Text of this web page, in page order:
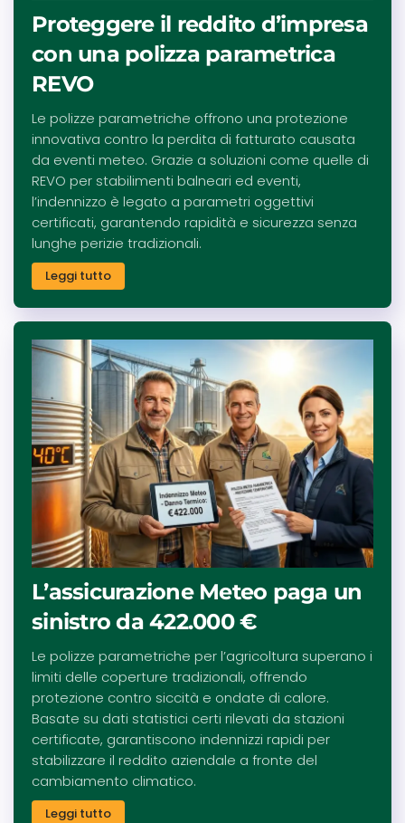
Proteggere il reddito d’impresa
con una polizza parametrica
REVO
Le polizze parametriche offrono una protezione
innovativa contro la perdita di fatturato causata
da eventi meteo. Grazie a soluzioni come quelle di
REVO per stabilimenti balneari ed eventi,
l’indennizzo è legato a parametri oggettivi
certificati, garantendo rapidità e sicurezza senza
lunghe perizie tradizionali.
Leggi tutto
L’assicurazione Meteo paga un
sinistro da 422.000 €
Le polizze parametriche per l’agricoltura superano i
limiti delle coperture tradizionali, offrendo
protezione contro siccità e ondate di calore.
Basate su dati statistici certi rilevati da stazioni
certificate, garantiscono indennizzi rapidi per
stabilizzare il reddito aziendale a fronte del
cambiamento climatico.
Leggi tutto